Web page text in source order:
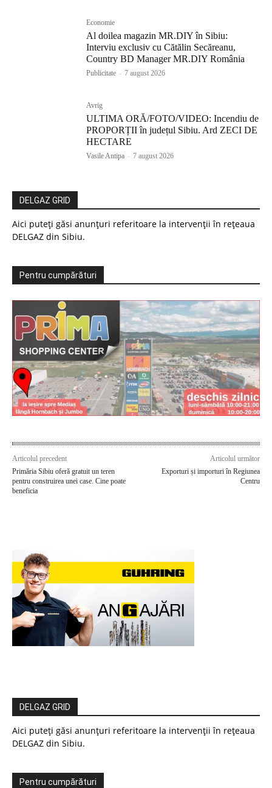
Economie
Al doilea magazin MR.DIY în Sibiu:
Interviu exclusiv cu Cătălin Secăreanu,
Country BD Manager MR.DIY România
Publicitate - 7 august 2026
Avrig
ULTIMA ORĂ/FOTO/VIDEO: Incendiu de
PROPORȚII în județul Sibiu. Ard ZECI DE
HECTARE
Vasile Antipa - 7 august 2026
DELGAZ GRID
Aici puteți găsi anunțuri referitoare la intervenții în rețeaua
DELGAZ din Sibiu.
Pentru cumpărături
Articolul precedent
Primăria Sibiu oferă gratuit un teren
pentru construirea unei case. Cine poate
beneficia
Articolul următor
Exporturi și importuri în Regiunea
Centru
DELGAZ GRID
Aici puteți găsi anunțuri referitoare la intervenții în rețeaua
DELGAZ din Sibiu.
Pentru cumpărături